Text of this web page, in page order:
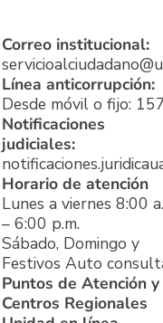
Correo institucional:
Línea anticorrupción:
Desde móvil o fijo: 157
Notificaciones
judiciales:
Horario de atención
Lunes a viernes 8:00
– 6:00 p.m.
Sábado, Domingo y
Festivos Auto
Puntos de Atención y
Centros Regionales